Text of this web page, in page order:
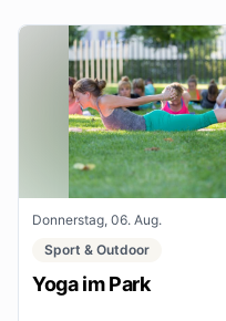
Donnerstag, 06. Aug.
Sport & Outdoor
Yoga im Park